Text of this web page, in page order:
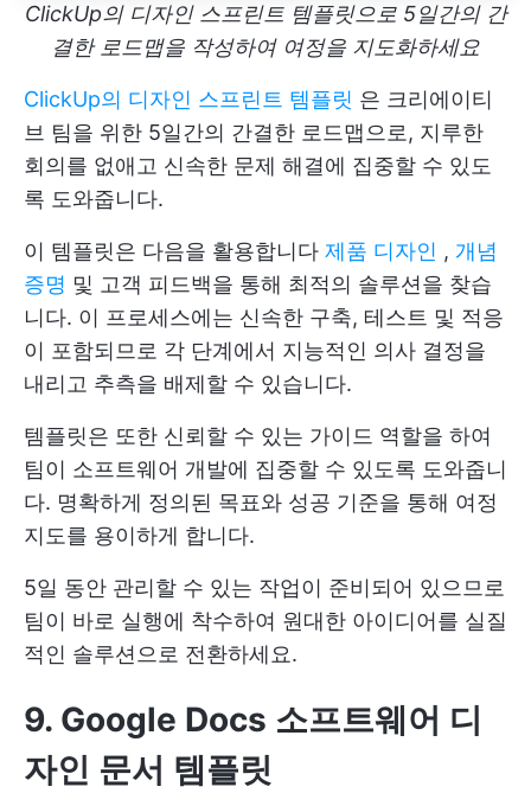
ClickUp의 디자인 스프린트 템플릿으로 5일간의 간
결한 로드맵을 작성하여 여정을 지도화하세요
ClickUp의 디자인 스프린트 템플릿 은 크리에이티
브 팀을 위한 5일간의 간결한 로드맵으로, 지루한
회의를 없애고 신속한 문제 해결에 집중할 수 있도
록 도와줍니다.
이 템플릿은 다음을 활용합니다 제품 디자인 , 개념
증명 및 고객 피드백을 통해 최적의 솔루션을 찾습
니다. 이 프로세스에는 신속한 구축, 테스트 및 적응
이 포함되므로 각 단계에서 지능적인 의사 결정을
내리고 추측을 배제할 수 있습니다.
템플릿은 또한 신뢰할 수 있는 가이드 역할을 하여
팀이 소프트웨어 개발에 집중할 수 있도록 도와줍니
다. 명확하게 정의된 목표와 성공 기준을 통해 여정
지도를 용이하게 합니다.
5일 동안 관리할 수 있는 작업이 준비되어 있으므로
팀이 바로 실행에 착수하여 원대한 아이디어를 실질
적인 솔루션으로 전환하세요.
9. Google Docs 소프트웨어 디
자인 문서 템플릿